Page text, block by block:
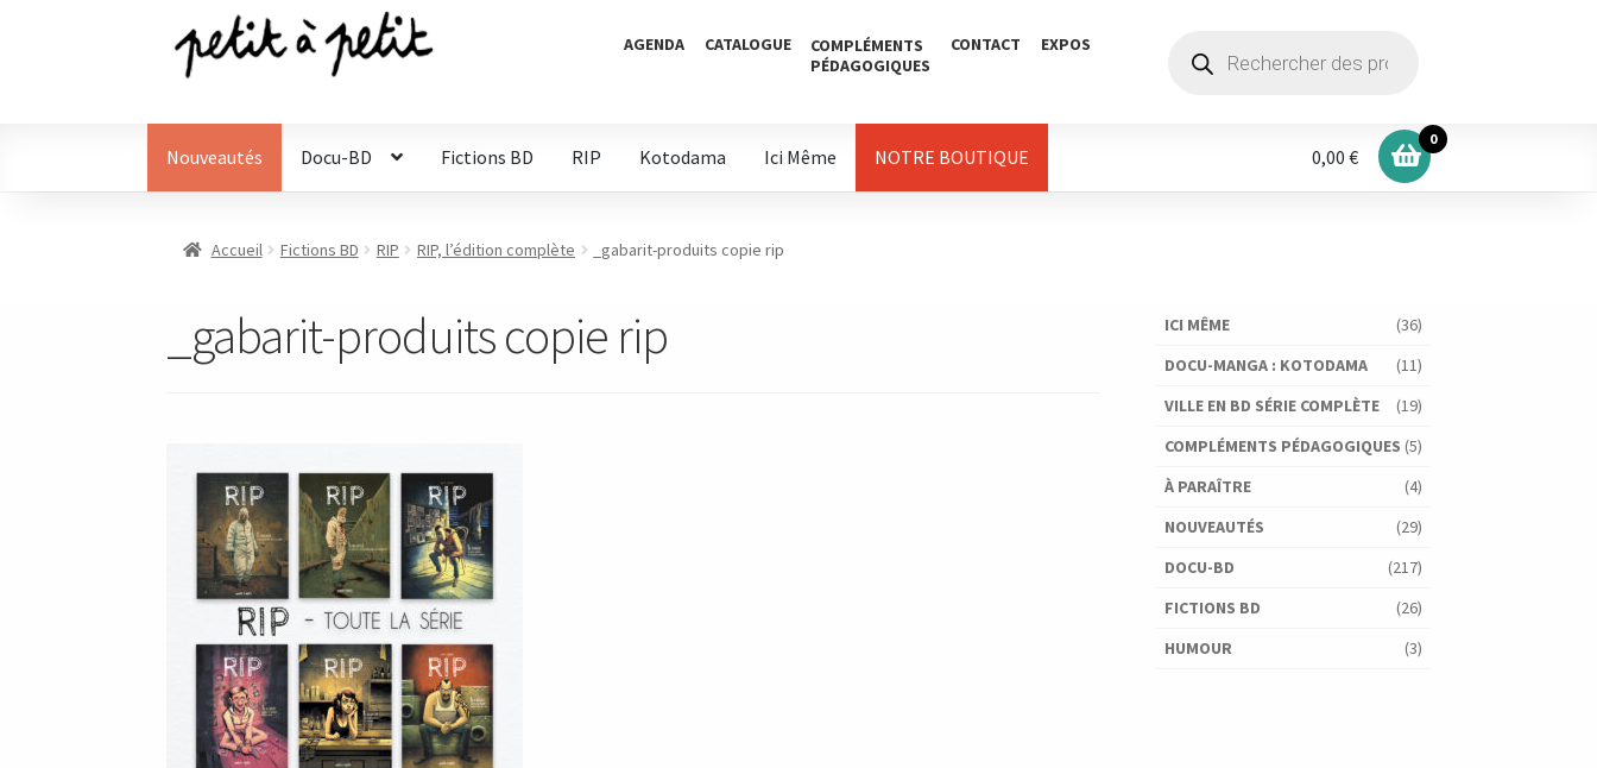
Aller
navigation
Aller
AGENDA CATALOGUE
COMPLÉMENTS
PÉDAGOGIQUES
CONTACT EXPOS
produits
Nouveautés Docu-BD Fictions BD RIP Kotodama Ici Même NOTRE BOUTIQUE 0,00 €
0
Accueil Fictions BD RIP RIP, l’édition complète _gabarit-produits copie rip
_gabarit-produits copie rip ICI MÊME
(36)
DOCU-MANGA : KOTODAMA
(11)
VILLE EN BD SÉRIE COMPLÈTE
(19)
COMPLÉMENTS PÉDAGOGIQUES (5)
À PARAÎTRE
(4)
NOUVEAUTÉS
(29)
DOCU-BD
(217)
FICTIONS BD
(26)
HUMOUR
(3)